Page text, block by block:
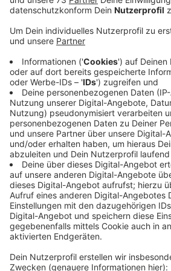
Anzeige
Zentrales Thema ist die
Anzeige
Zentrales Thema beim 11.
dabei die Kooperation. Sie wird
Sicht der Physik, der Philosophie
internationalen Politik betrachtet.
Veranstaltungen richten sich dabei
Obertufenschüler des Gymnasiums
alle. Vor Ort gibt es eine
Ihr Euch deshalb nicht extra.
den Vorträgen oder